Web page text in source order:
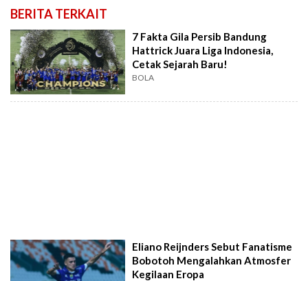
BERITA TERKAIT
7 Fakta Gila Persib Bandung
Hattrick Juara Liga Indonesia,
Cetak Sejarah Baru!
BOLA
Eliano Reijnders Sebut Fanatisme
Bobotoh Mengalahkan Atmosfer
Kegilaan Eropa